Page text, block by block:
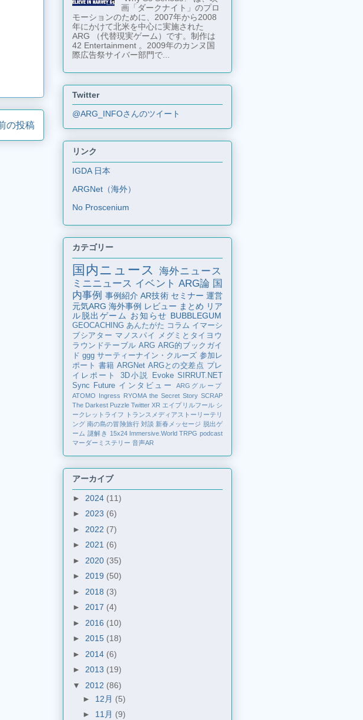
の投稿
画「ダークナイト」のプロ
モーションのために、2007年から2008
年にかけて北米を中心に実施された
ARG （代替現実ゲーム）です。制作は
42 Entertainment 。2009年のカンヌ国
際広告祭サイバー部門で...
Twitter
@ARG_INFOさんのツイート
リンク
IGDA 日本
ARGNet（海外）
No Proscenium
カテゴリー
国内ニュース
海外ニュース
ミニニュース イベント ARG論 国
内事例 事例紹介 AR技術 セミナー 運営
元気ARG 海外事例 レビュー まとめ リア
ル脱出ゲーム
お知らせ BUBBLEGUM
GEOCACHING あんたがた コラム イマーシ
ブシアター マノスパイ
メグミとタイヨウ
ラウンドテーブル ARG ARG的ブックガイ
ド ggg サーティーナイン・クルーズ 参加レ
ポート 書籍 ARGNet ARGとの交差点 プレ
イレポート
3D小説 Evoke SIRRUT.NET
Sync Future インタビュー
ARGグループ
ATOMO Ingress RYOMA the Secret Story SCRAP
The Darkest Puzzle Twitter XR エイプリルフール シ
ークレットライフ
トランスメディアストーリーテリ
ング 南の島の冒険旅行 対談 新春メッセージ 脱出ゲ
ーム 謎解き 15x24 Immersive.World TRPG podcast
マーダーミステリー 音声AR
アーカイブ
► 2024 (11)
► 2023 (6)
► 2022 (7)
► 2021 (6)
► 2020 (35)
► 2019 (50)
► 2018 (3)
► 2017 (4)
► 2016 (10)
► 2015 (18)
► 2014 (6)
► 2013 (19)
▼ 2012 (86)
► 12月 (5)
► 11月 (9)